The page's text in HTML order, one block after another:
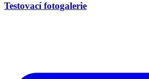
Testovací fotogalerie